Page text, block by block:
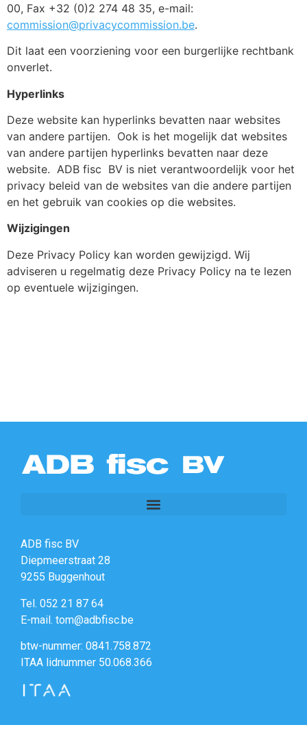
00, Fax +32 (0)2 274 48 35, e-mail:
commission@privacycommission.be.
Dit laat een voorziening voor een burgerlijke rechtbank
onverlet.
Hyperlinks
Deze website kan hyperlinks bevatten naar websites
van andere partijen. Ook is het mogelijk dat websites
van andere partijen hyperlinks bevatten naar deze
website. ADB fisc BV is niet verantwoordelijk voor het
privacy beleid van de websites van die andere partijen
en het gebruik van cookies op die websites.
Wijzigingen
Deze Privacy Policy kan worden gewijzigd. Wij
adviseren u regelmatig deze Privacy Policy na te lezen
op eventuele wijzigingen.
ADB fisc BV
Diepmeerstraat 28
9255 Buggenhout
Tel. 052 21 87 64
E-mail. tom@adbfisc.be
btw-nummer: 0841.758.872
ITAA lidnummer 50.068.366